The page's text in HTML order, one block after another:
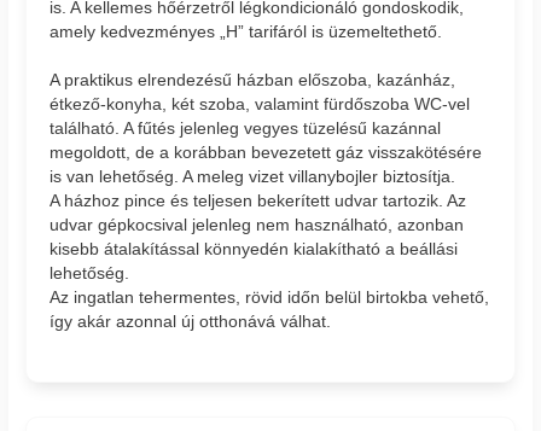
is. A kellemes hőérzetről légkondicionáló gondoskodik,
amely kedvezményes „H” tarifáról is üzemeltethető.
A praktikus elrendezésű házban előszoba, kazánház,
étkező-konyha, két szoba, valamint fürdőszoba WC-vel
található. A fűtés jelenleg vegyes tüzelésű kazánnal
megoldott, de a korábban bevezetett gáz visszakötésére
is van lehetőség. A meleg vizet villanybojler biztosítja.
A házhoz pince és teljesen bekerített udvar tartozik. Az
udvar gépkocsival jelenleg nem használható, azonban
kisebb átalakítással könnyedén kialakítható a beállási
lehetőség.
Az ingatlan tehermentes, rövid időn belül birtokba vehető,
így akár azonnal új otthonává válhat.